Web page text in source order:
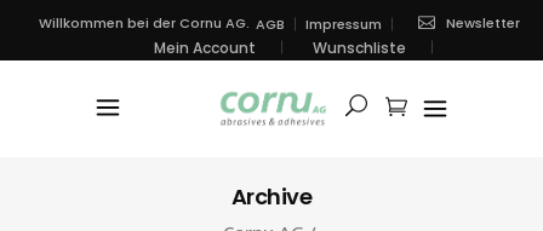
Willkommen bei der Cornu AG. AGB Impressum Newsletter
Mein Account Wunschliste
Archive